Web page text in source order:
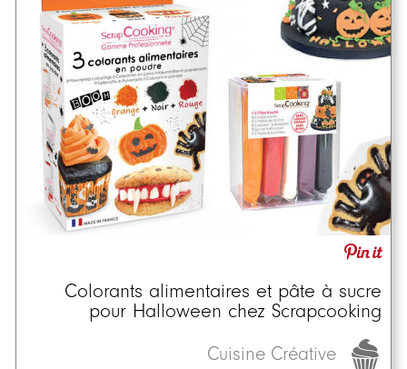
Colorants alimentaires et pâte à sucre
pour Halloween chez Scrapcooking
Cuisine Créative